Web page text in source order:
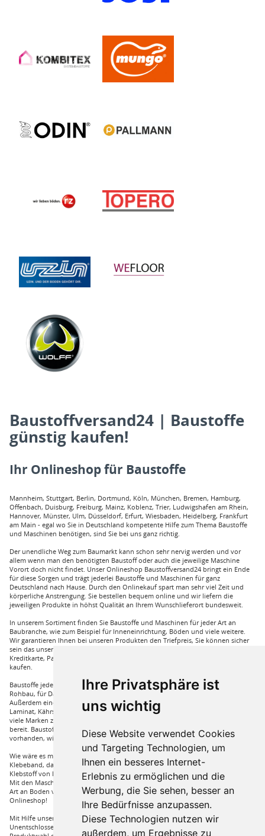
Ihre Privatsphäre ist
uns wichtig
Diese Website verwendet Cookies
und Targeting Technologien, um
Ihnen ein besseres Internet-
Erlebnis zu ermöglichen und die
Werbung, die Sie sehen, besser an
Ihre Bedürfnisse anzupassen.
Diese Technologien nutzen wir
außerdem, um Ergebnisse zu
Baustoffversand24 | Baustoffe
günstig kaufen!
Ihr Onlineshop für Baustoffe
Mannheim, Stuttgart, Berlin, Dortmund, Köln, München, Bremen, Hamburg,
Offenbach, Duisburg, Freiburg, Mainz, Koblenz, Trier, Ludwigshafen am Rhein,
Hannover, Münster, Ulm, Düsseldorf, Erfurt, Wiesbaden, Heidelberg, Frankfurt
am Main - egal wo Sie in Deutschland kompetente Hilfe zum Thema Baustoffe
und Maschinen benötigen, sind Sie bei uns ganz richtig.
Der unendliche Weg zum Baumarkt kann schon sehr nervig werden und vor
allem wenn man den benötigten Baustoff oder auch die jeweilige Maschine
Vorort doch nicht findet. Unser Onlineshop Baustoffversand24 bringt ein Ende
für diese Sorgen und trägt jederlei Baustoffe und Maschinen für ganz
Deutschland nach Hause. Durch den Onlinekauf spart man sehr viel Zeit und
körperliche Anstrengung. Sie bestellen bequem online und wir liefern die
jeweiligen Produkte in höhst Qualität an Ihrem Wunschlieferort bundesweit.
In unserem Sortiment finden Sie Baustoffe und Maschinen für jeder Art an
Baubranche, wie zum Beispiel für Inneneinrichtung, Böden und viele weitere.
Wir garantieren Ihnen bei unseren Produkten den Triefpreis, Sie können sicher
sein das unsere Preisangebote die besten sind. Sie können bei uns mit
Kreditkarte, Paypal und auch mit Vorkasse bei uns auf Rechnung Baustoffe
kaufen.
Baustoffe jeder Art die sie für ihren Haus benötigen, wie beispielsweise für den
Rohbau, für Dämmungen für ihr Haus und für den Innenausbau. Wir führen
Außerdem eine große Auswahl an Bodenbelägen wie GUNREBEN Parkett, JOKA
Laminat, Kährs Parkett, Pardor Laminat, PCV Boden der Marke Wefloor und
viele Marken zu Fliesen, hierzu steht unser Service Team aus Fachprofis zur Hilfe
bereit. Baustoffe für den Außenbereich haben wir ebenso in unserem Sortiment
vorhanden, wie Dachfenster, Gartenhäuser und auch diverse Zäune.
Wie wäre es mit Klebstoffe von Uzin, wie zum Beispiel das Aluminium
Klebeband, dass Sie auch bei hoher Hitze einsetzen können oder auch ein
Klebstoff von Bona, dass für verkleben von Massivholzdielen in Einsatz kommt.
Mit den Maschinen von Wolff und Janser können sie im Handumdrehen jeder
Art an Boden verarbeiten. Vieles mehr an Marken und Artikel nur bei uns im
Onlineshop!
Mit Hilfe unserer Service Hotline sind Sie nur mit einem Anruf von ihrer
Unentschlossenheit erlöst und bekommen von einem Fachprofi die beste